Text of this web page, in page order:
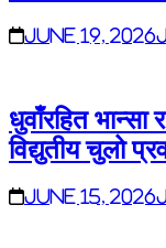
June 19, 2026
धुवाँरहित भान्सा
विद्युतीय चुलो
June 15, 2026